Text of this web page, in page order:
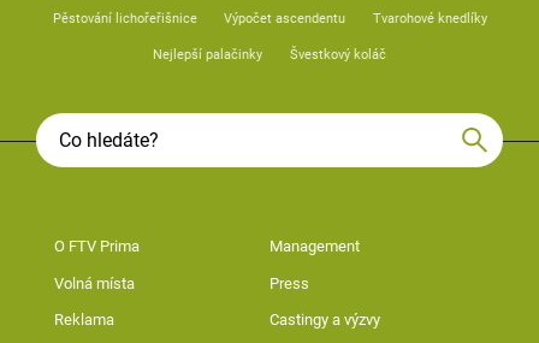
Pěstování lichořeřišnice Výpočet ascendentu Tvarohové knedlíky
Nejlepší palačinky Švestkový koláč
O FTV Prima Management
Volná místa Press
Reklama Castingy a výzvy